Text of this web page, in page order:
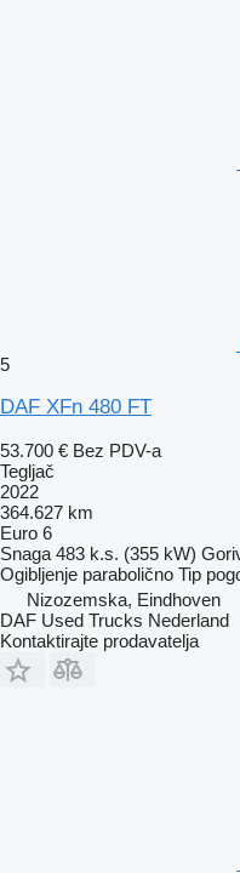
5
DAF XFn 480 FT
53.700 € Bez PDV-a
Tegljač
2022
364.627 km
Euro 6
Snaga 483 k.s. (355 kW)
Ogibljenje parabolično Tip
Nizozemska, Eindhoven
DAF Used Trucks Nederland
Kontaktirajte prodavatelja